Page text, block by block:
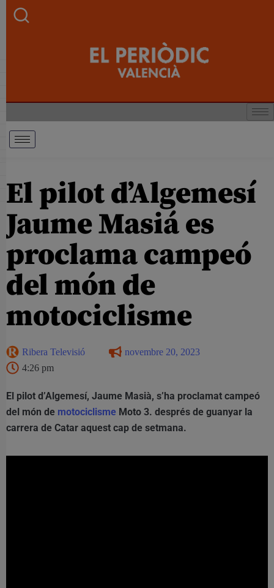
El pilot d’Algemesí
Jaume Masiá es
proclama campeó
del món de
motociclisme
Ribera Televisió
novembre 20, 2023
4:26 pm
El pilot d’Algemesí, Jaume Masià, s’ha proclamat campeó
del món de motociclisme Moto 3. després de guanyar la
carrera de Catar aquest cap de setmana.